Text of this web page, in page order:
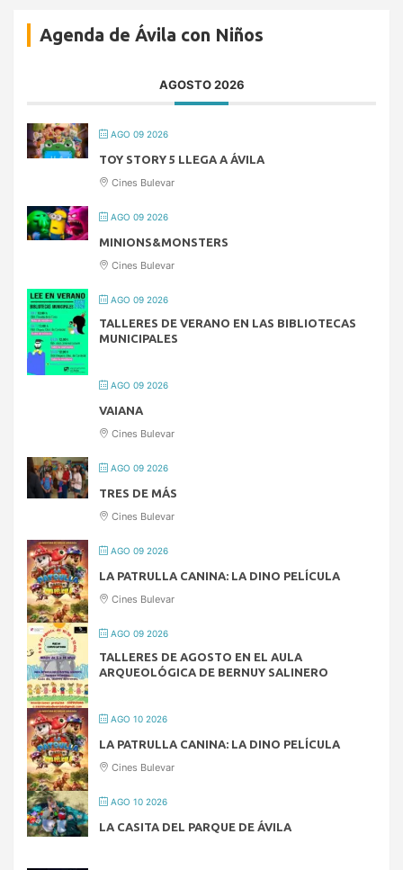
Agenda de Ávila con Niños
AGOSTO 2026
AGO 09 2026
TOY STORY 5 LLEGA A ÁVILA
Cines Bulevar
AGO 09 2026
MINIONS&MONSTERS
Cines Bulevar
AGO 09 2026
TALLERES DE VERANO EN LAS BIBLIOTECAS
MUNICIPALES
AGO 09 2026
VAIANA
Cines Bulevar
AGO 09 2026
TRES DE MÁS
Cines Bulevar
AGO 09 2026
LA PATRULLA CANINA: LA DINO PELÍCULA
Cines Bulevar
AGO 09 2026
TALLERES DE AGOSTO EN EL AULA
ARQUEOLÓGICA DE BERNUY SALINERO
AGO 10 2026
LA PATRULLA CANINA: LA DINO PELÍCULA
Cines Bulevar
AGO 10 2026
LA CASITA DEL PARQUE DE ÁVILA